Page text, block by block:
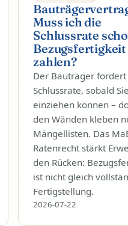
Muss ich die
Schlussrate
Bezugsfertigkeit
zahlen?
Der Bauträger
Schlussrate, sobald
einziehen können –
den Wänden kleben
Mängellisten. Das
Ratenrecht stärkt
den Rücken:
ist nicht gleich
Fertigstellung.
2026-07-22